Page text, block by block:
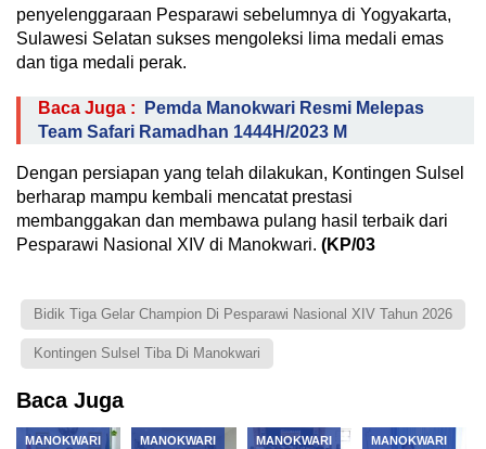
penyelenggaraan Pesparawi sebelumnya di Yogyakarta,
Sulawesi Selatan sukses mengoleksi lima medali emas
dan tiga medali perak.
Baca Juga :
Pemda Manokwari Resmi Melepas
Team Safari Ramadhan 1444H/2023 M
Dengan persiapan yang telah dilakukan, Kontingen Sulsel
berharap mampu kembali mencatat prestasi
membanggakan dan membawa pulang hasil terbaik dari
Pesparawi Nasional XIV di Manokwari. (KP/03
Bidik Tiga Gelar Champion Di Pesparawi Nasional XIV Tahun 2026
Kontingen Sulsel Tiba Di Manokwari
Baca Juga
MANOKWARI MANOKWARI MANOKWARI MANOKWARI